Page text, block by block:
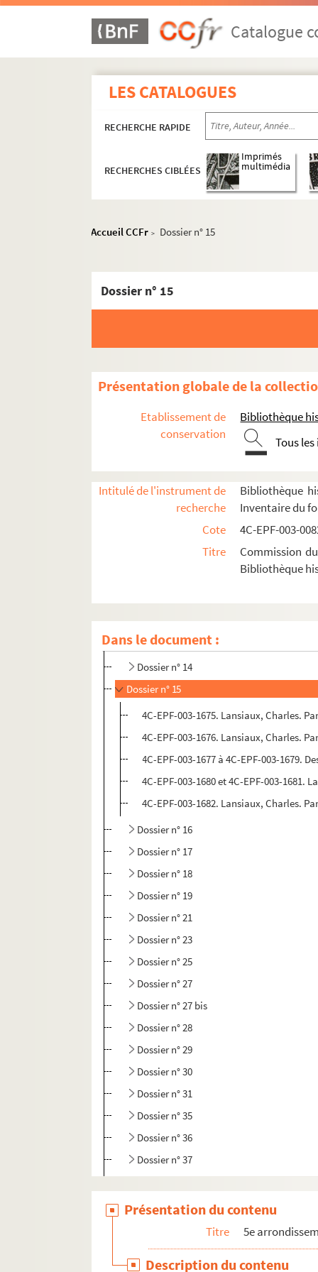
Catalogue
LES CATALOGUES
RECHERCHE RAPIDE
RECHERCHES CIBLÉES
Imprimés
multimédia
Accueil CCFr > Dossier n° 15
Dossier n° 15
Présentation globale de la
Etablissement de
conservation
Bibliothèque
Tous
Intitulé de l'instrument de
recherche
Bibliothèque
Inventaire du
Cote
4C-EPF-003-
Titre
Commission
Bibliothèque
Dans le document :
3e arrondissement
4e arrondissement
Dossier n° 2
Dossier n° 4
Dossier n° 6
Dossier n° 7
Dossier n° 8
Dossier n° 11
Dossier n° 12
Dossier n° 13
Dossier n° 14
Dossier n° 15
4C-EPF-003-1675. Lansiaux, Charles.
4C-EPF-003-1676. Lansiaux, Charles.
4C-EPF-003-1677 à 4C-EPF-003-1679.
4C-EPF-003-1680 et 4C-EPF-003-1681.
4C-EPF-003-1682. Lansiaux, Charles.
Dossier n° 16
Dossier n° 17
Dossier n° 18
Dossier n° 19
Dossier n° 21
Dossier n° 23
Dossier n° 25
Dossier n° 27
Dossier n° 27 bis
Dossier n° 28
Dossier n° 29
Dossier n° 30
Dossier n° 31
Dossier n° 35
Dossier n° 36
Dossier n° 37
Dossier n° 39
Dossier n° 42 bis
Présentation du contenu
Titre 5e
Description du contenu